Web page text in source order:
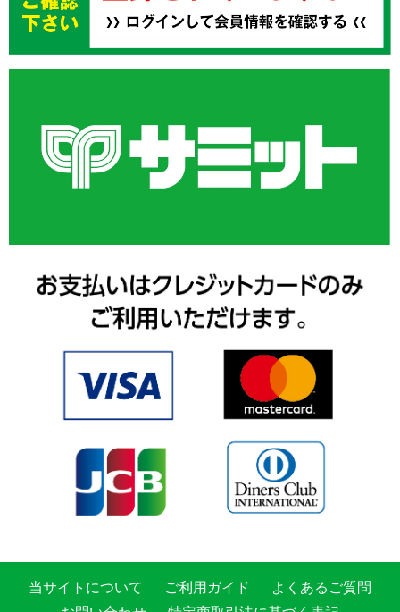
当サイトについて ご利用ガイド
よくあるご質問